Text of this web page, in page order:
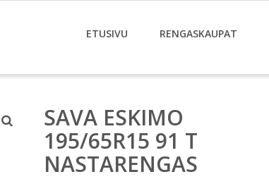
ETUSIVU RENGASKAUPAT
SAVA ESKIMO
195/65R15 91 T
NASTARENGAS